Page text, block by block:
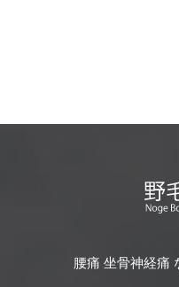
腰痛 坐骨神経痛